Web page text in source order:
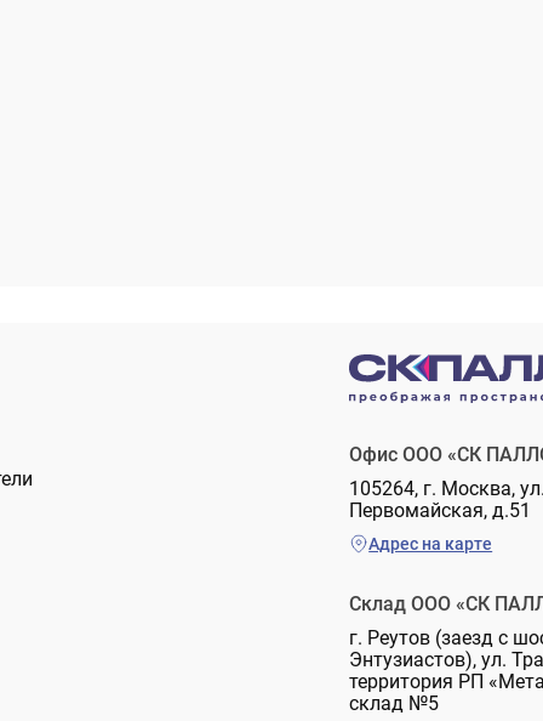
Офис ООО «СК
105264, г. Москва,
Первомайская, д.51
Адрес на карте
Склад ООО «СК
г. Реутов (заезд с
Энтузиастов), ул.
территория РП
склад №5